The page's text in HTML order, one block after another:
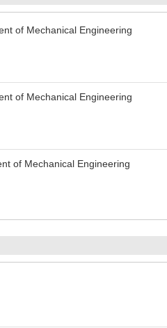
of Mechanical Engineering
of Mechanical Engineering
of Mechanical Engineering